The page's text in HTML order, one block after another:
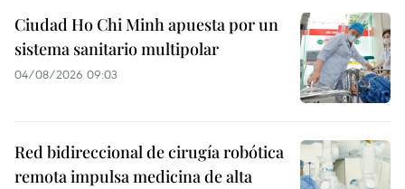
Ciudad Ho Chi Minh apuesta por un
sistema sanitario multipolar
04/08/2026 09:03
Red bidireccional de cirugía robótica
remota impulsa medicina de alta